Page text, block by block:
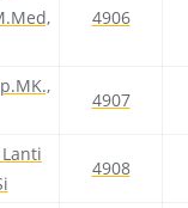
4906
4907
4908